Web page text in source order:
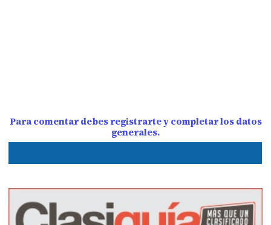
Para comentar debes registrarte y completar los datos
generales.